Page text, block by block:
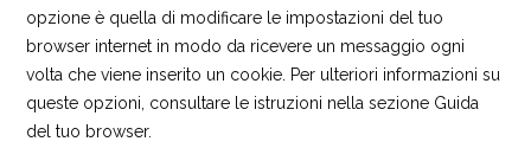
opzione è quella di modificare le impostazioni del tuo
browser internet in modo da ricevere un messaggio ogni
volta che viene inserito un cookie. Per ulteriori informazioni su
queste opzioni, consultare le istruzioni nella sezione Guida
del tuo browser.